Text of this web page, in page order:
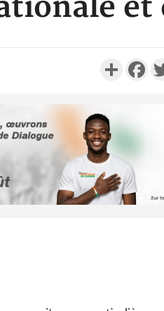
Partager